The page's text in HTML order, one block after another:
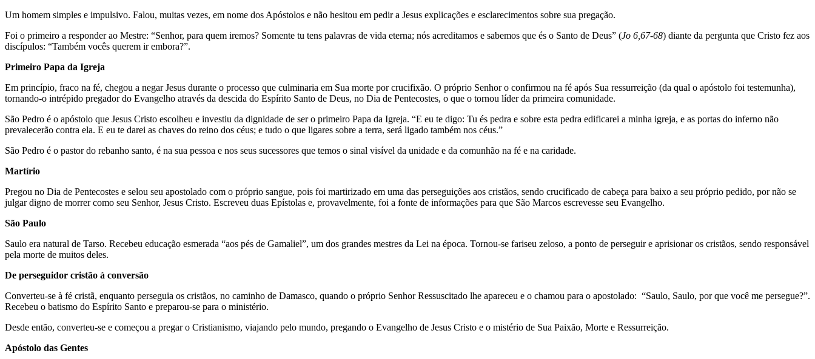
Um homem simples e impulsivo. Falou, muitas vezes, em nome dos Apóstolos e não hesitou em pedir a Jesus explicações e esclarecimentos sobre sua pregação.
Foi o primeiro a responder ao Mestre: “Senhor, para quem iremos? Somente tu tens palavras de vida eterna; nós acreditamos e sabemos que és o Santo de Deus” (Jo 6,67-68) diante da pergunta que Cristo fez aos
discípulos: “Também vocês querem ir embora?”.
Primeiro Papa da Igreja
Em princípio, fraco na fé, chegou a negar Jesus durante o processo que culminaria em Sua morte por crucifixão. O próprio Senhor o confirmou na fé após Sua ressurreição (da qual o apóstolo foi testemunha),
tornando-o intrépido pregador do Evangelho através da descida do Espírito Santo de Deus, no Dia de Pentecostes, o que o tornou líder da primeira comunidade.
São Pedro é o apóstolo que Jesus Cristo escolheu e investiu da dignidade de ser o primeiro Papa da Igreja. “E eu te digo: Tu és pedra e sobre esta pedra edificarei a minha igreja, e as portas do inferno não
prevalecerão contra ela. E eu te darei as chaves do reino dos céus; e tudo o que ligares sobre a terra, será ligado também nos céus.”
São Pedro é o pastor do rebanho santo, é na sua pessoa e nos seus sucessores que temos o sinal visível da unidade e da comunhão na fé e na caridade.
Martírio
Pregou no Dia de Pentecostes e selou seu apostolado com o próprio sangue, pois foi martirizado em uma das perseguições aos cristãos, sendo crucificado de cabeça para baixo a seu próprio pedido, por não se
julgar digno de morrer como seu Senhor, Jesus Cristo. Escreveu duas Epístolas e, provavelmente, foi a fonte de informações para que São Marcos escrevesse seu Evangelho.
São Paulo
Saulo era natural de Tarso. Recebeu educação esmerada “aos pés de Gamaliel”, um dos grandes mestres da Lei na época. Tornou-se fariseu zeloso, a ponto de perseguir e aprisionar os cristãos, sendo responsável
pela morte de muitos deles.
De perseguidor cristão à conversão
Converteu-se à fé cristã, enquanto perseguia os cristãos, no caminho de Damasco, quando o próprio Senhor Ressuscitado lhe apareceu e o chamou para o apostolado: “Saulo, Saulo, por que você me persegue?”.
Recebeu o batismo do Espírito Santo e preparou-se para o ministério.
Desde então, converteu-se e começou a pregar o Cristianismo, viajando pelo mundo, pregando o Evangelho de Jesus Cristo e o mistério de Sua Paixão, Morte e Ressurreição.
Apóstolo das Gentes